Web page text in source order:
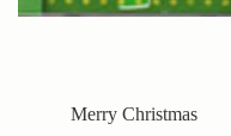
Merry Christmas